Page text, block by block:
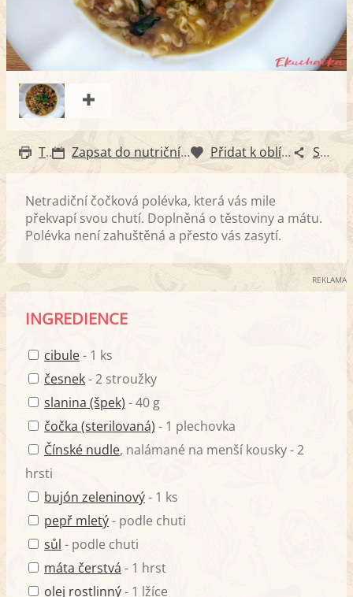
Tisk Zapsat do nutričního diáře Přidat k oblíbeným Sdílet
Netradiční čočková polévka, která vás mile
překvapí svou chutí. Doplněná o těstoviny a mátu.
Polévka není zahuštěná a přesto vás zasytí.
REKLAMA
INGREDIENCE
cibule- 1 ks
česnek- 2 stroužky
slanina (špek) - 40 g
čočka (sterilovaná) - 1 plechovka
Čínské nudle, nalámané na menší kousky - 2
hrsti
bujón zeleninový- 1 ks
pepř mletý- podle chuti
sůl - podle chuti
máta čerstvá - 1 hrst
olej rostlinný- 1 lžíce